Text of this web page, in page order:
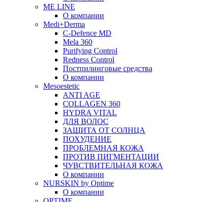
ME LINE
О компании
Medi+Derma
C-Defence MD
Mela 360
Purifying Control
Redness Control
Постпилинговые средства
О компании
Mesoestetic
ANTI AGE
COLLAGEN 360
HYDRA VITAL
ДЛЯ ВОЛОС
ЗАЩИТА ОТ СОЛНЦА
ПОХУДЕНИЕ
ПРОБЛЕМНАЯ КОЖА
ПРОТИВ ПИГМЕНТАЦИИ
ЧУВСТВИТЕЛЬНАЯ КОЖА
О компании
NURSKIN by Optime
О компании